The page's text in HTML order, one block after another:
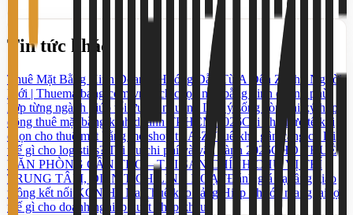
Tin tức khác
Thuê Mặt Bằng Kinh Doanh: Hướng Dẫn Từ A Đến Z Cho Người
Mới | Thuematbang.com.vn
Cách chọn mặt bằng kinh doanh phù
hợp từng ngành giúp tối ưu lợi nhuận 5 Lưu ý sống còn khi ký hợp
đồng thuê mặt bằng kinh doanh TP.HCM 2026Chi phí thực tế khi
chọn cho thuê mặt bằng mở shop từ A-Z
Thuê kho gần cảng có lợi
thế gì cho logistics? Tối ưu chi phí và vận hành 2026CHO THUÊ
VĂN PHÒNG CẦN THƠ – TÀI SẢN CHÍNH CHỦ VỊ TRÍ
TRUNG TÂM, DIỆN TÍCH LINH HOẠTĐánh giá hạ tầng giao
thông kết nối KCN Hố Nai
Thuê kho cảng Hiệp Phước mang lại lợi
thế gì cho doanh nghiệp xuất nhập khẩu?